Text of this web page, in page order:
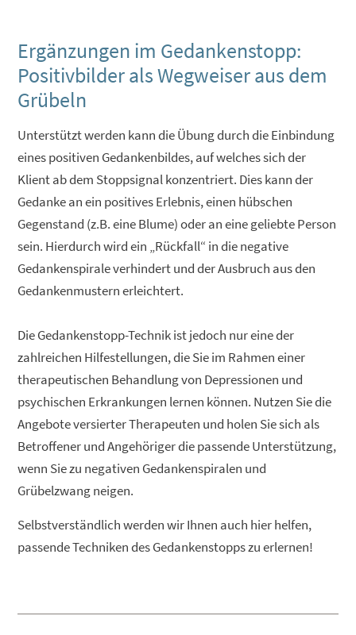
Ergänzungen im Gedankenstopp:
Positivbilder als Wegweiser aus dem
Grübeln
Unterstützt werden kann die Übung durch die Einbindung
eines positiven Gedankenbildes, auf welches sich der
Klient ab dem Stoppsignal konzentriert. Dies kann der
Gedanke an ein positives Erlebnis, einen hübschen
Gegenstand (z.B. eine Blume) oder an eine geliebte Person
sein. Hierdurch wird ein „Rückfall“ in die negative
Gedankenspirale verhindert und der Ausbruch aus den
Gedankenmustern erleichtert.
Die Gedankenstopp-Technik ist jedoch nur eine der
zahlreichen Hilfestellungen, die Sie im Rahmen einer
therapeutischen Behandlung von Depressionen und
psychischen Erkrankungen lernen können. Nutzen Sie die
Angebote versierter Therapeuten und holen Sie sich als
Betroffener und Angehöriger die passende Unterstützung,
wenn Sie zu negativen Gedankenspiralen und
Grübelzwang neigen.
Selbstverständlich werden wir Ihnen auch hier helfen,
passende Techniken des Gedankenstopps zu erlernen!